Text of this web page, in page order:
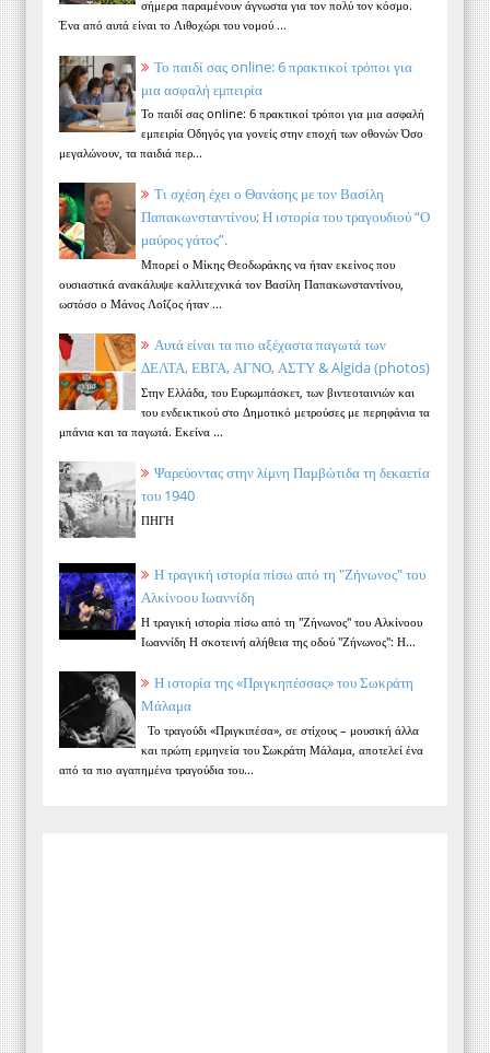
σήμερα παραμένουν άγνωστα για τον πολύ τον κόσμο.
Ένα από αυτά είναι το Λιθοχώρι του νομού ...
Το παιδί σας online: 6 πρακτικοί τρόποι για
μια ασφαλή εμπειρία
Το παιδί σας online: 6 πρακτικοί τρόποι για μια ασφαλή
εμπειρία Οδηγός για γονείς στην εποχή των οθονών Όσο
μεγαλώνουν, τα παιδιά περ...
Τι σχέση έχει ο Θανάσης με τον Βασίλη
Παπακωνσταντίνου; Η ιστορία του τραγουδιού “Ο
μαύρος γάτος”.
Μπορεί ο Μίκης Θεοδωράκης να ήταν εκείνος που
ουσιαστικά ανακάλυψε καλλιτεχνικά τον Βασίλη Παπακωνσταντίνου,
ωστόσο ο Μάνος Λοΐζος ήταν ...
Αυτά είναι τα πιο αξέχαστα παγωτά των
ΔΕΛΤΑ, ΕΒΓΑ, ΑΓΝΟ, ΑΣΤΥ & Algida (photos)
Στην Ελλάδα, του Ευρωμπάσκετ, των βιντεοταινιών και
του ενδεικτικού στο Δημοτικό μετρούσες με περηφάνια τα
μπάνια και τα παγωτά. Εκείνα ...
Ψαρεύοντας στην λίμνη Παμβώτιδα τη δεκαετία
του 1940
ΠΗΓΗ
Η τραγική ιστορία πίσω από τη "Ζήνωνος" του
Αλκίνοου Ιωαννίδη
Η τραγική ιστορία πίσω από τη "Ζήνωνος" του Αλκίνοου
Ιωαννίδη Η σκοτεινή αλήθεια της οδού "Ζήνωνος": Η...
Η ιστορία της «Πριγκηπέσσας» του Σωκράτη
Μάλαμα
Το τραγούδι «Πριγκιπέσα», σε στίχους – μουσική άλλα
και πρώτη ερμηνεία του Σωκράτη Μάλαμα, αποτελεί ένα
από τα πιο αγαπημένα τραγούδια του...